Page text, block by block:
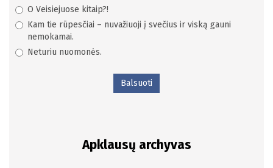
O Veisiejuose kitaip?!
Kam tie rūpesčiai – nuvažiuoji į svečius ir viską gauni
nemokamai.
Neturiu nuomonės.
Balsuoti
Apklausų archyvas